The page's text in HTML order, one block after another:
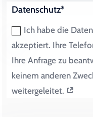
Datenschutz*
Ich habe die
akzeptiert. Ihre
Ihre Anfrage zu
keinem anderen
weitergeleitet.